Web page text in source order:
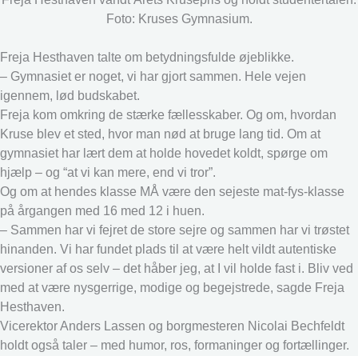
Foto: Kruses Gymnasium.
Freja Hesthaven talte om betydningsfulde øjeblikke.
– Gymnasiet er noget, vi har gjort sammen. Hele vejen
igennem, lød budskabet.
Freja kom omkring de stærke fællesskaber. Og om, hvordan
Kruse blev et sted, hvor man nød at bruge lang tid. Om at
gymnasiet har lært dem at holde hovedet koldt, spørge om
hjælp – og “at vi kan mere, end vi tror”.
Og om at hendes klasse MÅ være den sejeste mat-fys-klasse
på årgangen med 16 med 12 i huen.
– Sammen har vi fejret de store sejre og sammen har vi trøstet
hinanden. Vi har fundet plads til at være helt vildt autentiske
versioner af os selv – det håber jeg, at I vil holde fast i. Bliv ved
med at være nysgerrige, modige og begejstrede, sagde Freja
Hesthaven.
Vicerektor Anders Lassen og borgmesteren Nicolai Bechfeldt
holdt også taler – med humor, ros, formaninger og fortællinger.